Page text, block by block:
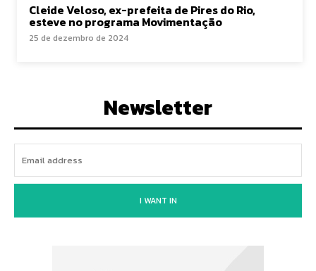
Cleide Veloso, ex-prefeita de Pires do Rio,
esteve no programa Movimentação
25 de dezembro de 2024
Newsletter
I WANT IN